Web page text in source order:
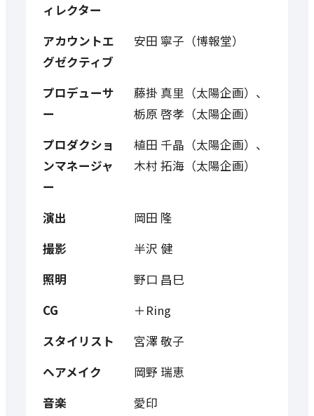
ィレクター
アカウントエ
グゼクティブ
安田 寧子（博報堂）
プロデューサ
ー
藤掛 真里（太陽企画）、
栃原 啓孝（太陽企画）
プロダクショ
ンマネージャ
ー
植田 千晶（太陽企画）、
木村 拓海（太陽企画）
演出
岡田 隆
撮影
半沢 健
照明
野口 昌巳
CG
＋Ring
スタイリスト
宮澤 敬子
ヘアメイク
岡野 瑞恵
音楽
愛印